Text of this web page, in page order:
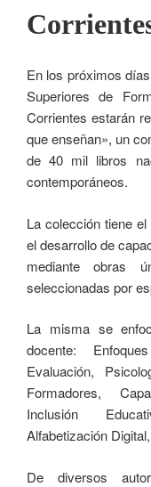
En los próximos
Superiores de
Corrientes estarán
que enseñan», un
de 40 mil libros
contemporáneos.
La colección tiene
el desarrollo de
mediante obras
seleccionadas por
La misma se
docente:
Evaluación,
Formadores,
Inclusión
Alfabetización
De diversos